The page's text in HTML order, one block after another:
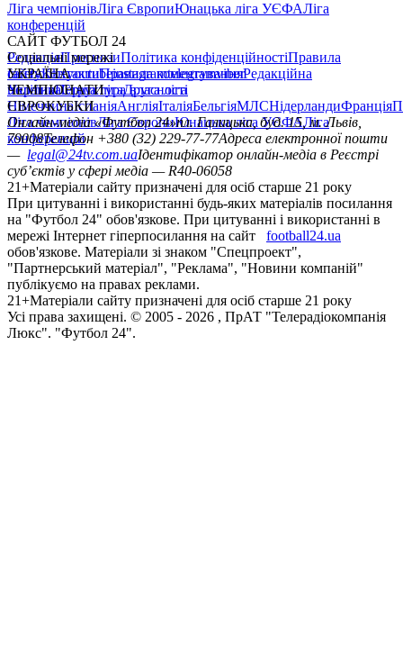
Ліга чемпіонівЛіга ЄвропиЮнацька ліга УЄФАЛіга
конференцій
САЙТ ФУТБОЛ 24
РедакціяПрогнозиПолітика конфіденційностіПравила
сайтуКонтактиПравила коментуванняРедакційна
політикаСтруктура власності
Соціальні мережі
facebookxyoutubeinstagramtelegramviber
УКРАЇНА
УкраїнаПерша лігаДруга ліга
ЧЕМПІОНАТИ
НімеччинаІспаніяАнгліяІталіяБельгіяМЛСНідерландиФранція
ЄВРОКУБКИ
Ліга чемпіонівЛіга ЄвропиЮнацька ліга УЄФАЛіга
конференцій
Онлайн-медіа «Футбол 24»пл. Галицька, буд. 15, м. Львів,
79008Телефон +380 (32) 229-77-77Адреса електронної пошти
— legal@24tv.com.uaІдентифікатор онлайн-медіа в Реєстрі
суб’єктів у сфері медіа — R40-06058
21+Матеріали сайту призначені для осіб старше 21 року
При цитуванні і використанні будь-яких матеріалів посилання
на "Футбол 24" обов'язкове. При цитуванні і використанні в
мережі Інтернет гіперпосилання на сайт
football24.ua
обов'язкове. Матеріали зі знаком "Спецпроект",
"Партнерський матеріал", "Реклама", "Новини компаній"
публікуємо на правах реклами.
21+Матеріали сайту призначені для осіб старше 21 року
Усi права захищенi. © 2005 - 2026 , ПрАТ "Телерадіокомпанія
Люкс". "Футбол 24".